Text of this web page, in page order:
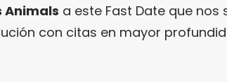
Animals a este Fast Date que nos
con citas en mayor